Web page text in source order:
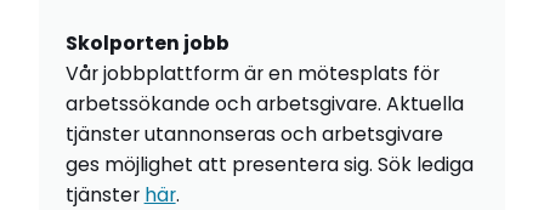
Skolporten jobb
Vår jobbplattform är en mötesplats för
arbetssökande och arbetsgivare. Aktuella
tjänster utannonseras och arbetsgivare
ges möjlighet att presentera sig. Sök lediga
tjänster här.